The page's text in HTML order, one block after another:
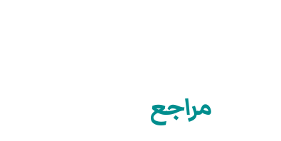
مراجع